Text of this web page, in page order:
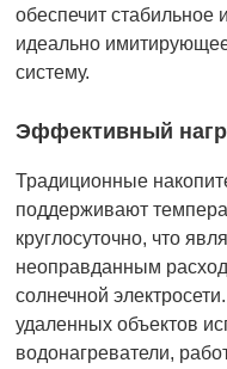
обеспечит стабильное
идеально
систему.
Эффективный
Традиционные
поддерживают
круглосуточно, что
неоправданным
солнечной
удаленных объектов
водонагреватели,